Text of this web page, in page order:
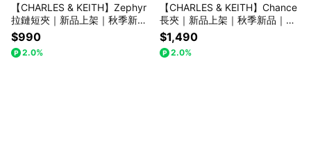
【CHARLES & KEITH】Zephyr
拉鏈短夾｜新品上架｜秋季新品
｜生日送禮推薦｜快速出貨｜小
CK｜官方直營
$990
2.0%
【CHARLES & KEITH】Chance
長夾｜新品上架｜秋季新品｜生
日送禮推薦｜快速出貨｜小CK｜
官方直營
$1,490
2.0%